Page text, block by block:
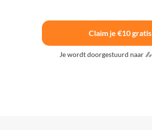
Claim je €10 gratis
Je wordt doorgestuurd naar